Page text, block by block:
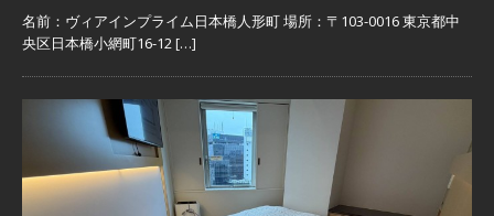
名前：ヴィアインプライム日本橋人形町 場所：〒103-0016 東京都中
央区日本橋小網町16-12[…]